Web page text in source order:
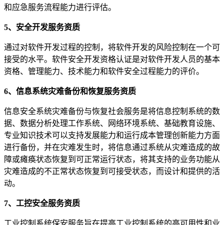
和应急服务流程能力进行评估。
5、安全开发服务资质
通过对软件开发过程的控制，将软件开发的风险控制在一个可
接受的水平。软件安全开发资格认证是对软件开发人员的基本
资格、管理能力、技术能力和软件安全过程能力的评价。
6、信息系统灾难备份和恢复服务资质
信息安全系统灾难备份与恢复社会服务是将信息控制系统的数
据、数据分析处理工作系统、网络环境系统、基础教育设施、
专业知识技术可以支持发展能力和运行成本管理创新能力方面
进行备份，并在灾难发生时，将信息通过系统从灾难造成的故
障或瘫痪状态恢复到可正常运行状态，将其支持的业务功能从
灾难造成的不正常状态恢复到可接受状态，而设计和提供的活
动。
7、工控安全服务资质
工业控制系统保安服务旨在提高工业控制系统的高可用性和业